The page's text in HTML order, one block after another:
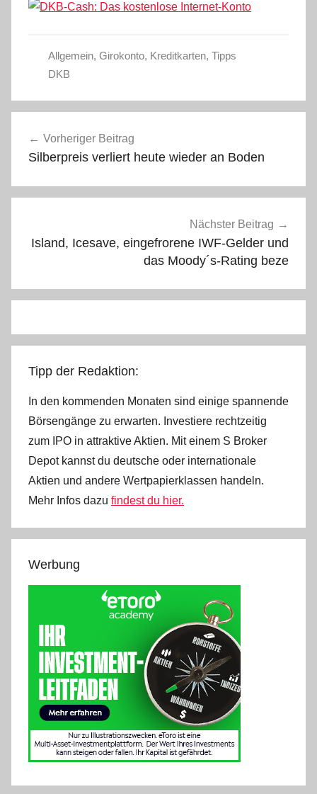
Allgemein, Girokonto, Kreditkarten, Tipps
DKB
Vorheriger Beitrag
Silberpreis verliert heute wieder an Boden
Nächster Beitrag
Island, Icesave, eingefrorene IWF-Gelder und
das Moody´s-Rating beze
Tipp der Redaktion:
In den kommenden Monaten sind einige spannende
Börsengänge zu erwarten. Investiere rechtzeitig
zum IPO in attraktive Aktien. Mit einem S Broker
Depot kannst du deutsche oder internationale
Aktien und andere Wertpapierklassen handeln.
Mehr Infos dazu findest du hier.
Werbung